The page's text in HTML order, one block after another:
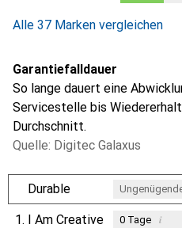
Alle 37 Marken vergleichen
Garantiefalldauer
So lange dauert eine
Servicestelle bis
Durchschnitt.
Quelle: Digitec Galaxus
Durable
1. I Am Creative 0Tage i